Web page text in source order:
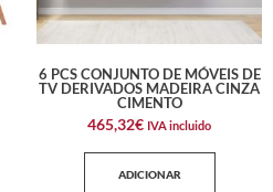
6 PCS CONJUNTO DE MÓVEIS DE
TV DERIVADOS MADEIRA CINZA
CIMENTO
465,32€ IVA incluido
ADICIONAR